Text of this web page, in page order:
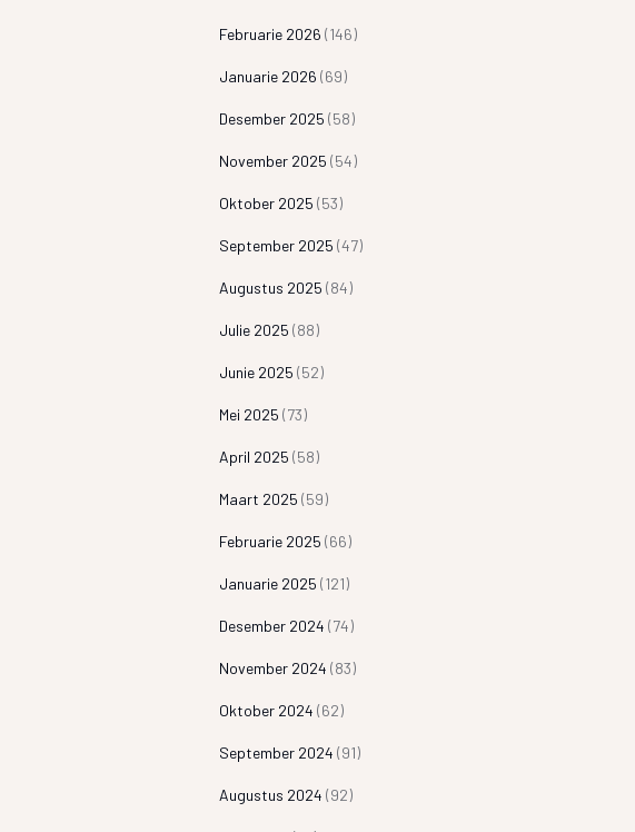
Februarie 2026 (146)
Januarie 2026 (69)
Desember 2025 (58)
November 2025 (54)
Oktober 2025 (53)
September 2025 (47)
Augustus 2025 (84)
Julie 2025 (88)
Junie 2025 (52)
Mei 2025 (73)
April 2025 (58)
Maart 2025 (59)
Februarie 2025 (66)
Januarie 2025 (121)
Desember 2024 (74)
November 2024 (83)
Oktober 2024 (62)
September 2024 (91)
Augustus 2024 (92)